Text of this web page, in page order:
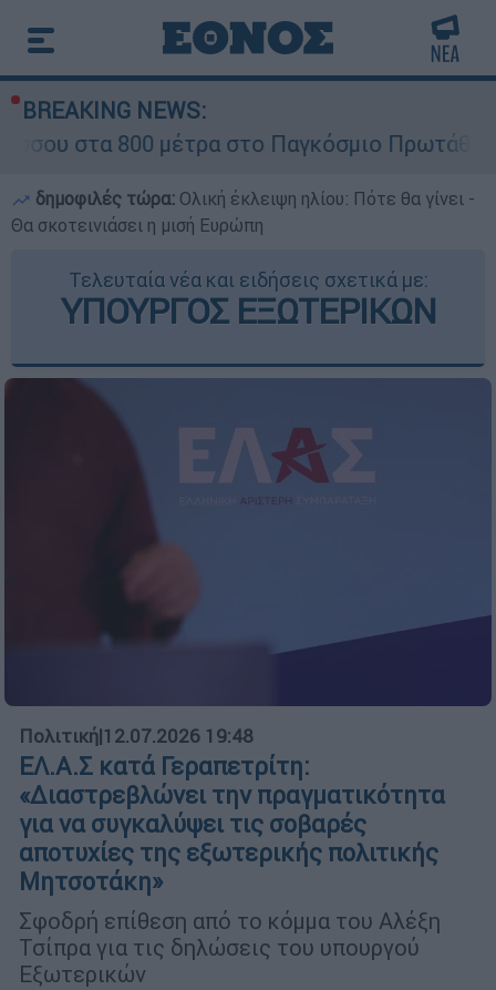
BREAKING NEWS:
μέτρα στο Παγκόσμιο Πρωτάθλημα Στίβου
δημοφιλές τώρα: Ολική έκλειψη ηλίου: Πότε θα γίνει -
Θα σκοτεινιάσει η μισή Ευρώπη
Τελευταία νέα και ειδήσεις σχετικά με:
ΥΠΟΥΡΓΟΣ ΕΞΩΤΕΡΙΚΩΝ
Πολιτική|12.07.2026 19:48
ΕΛ.Α.Σ κατά Γεραπετρίτη:
«Διαστρεβλώνει την πραγματικότητα
για να συγκαλύψει τις σοβαρές
αποτυχίες της εξωτερικής πολιτικής
Μητσοτάκη»
Σφοδρή επίθεση από το κόμμα του Αλέξη
Τσίπρα για τις δηλώσεις του υπουργού
Εξωτερικών